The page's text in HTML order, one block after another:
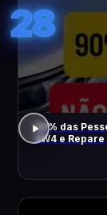
28
90% das
SW4 e